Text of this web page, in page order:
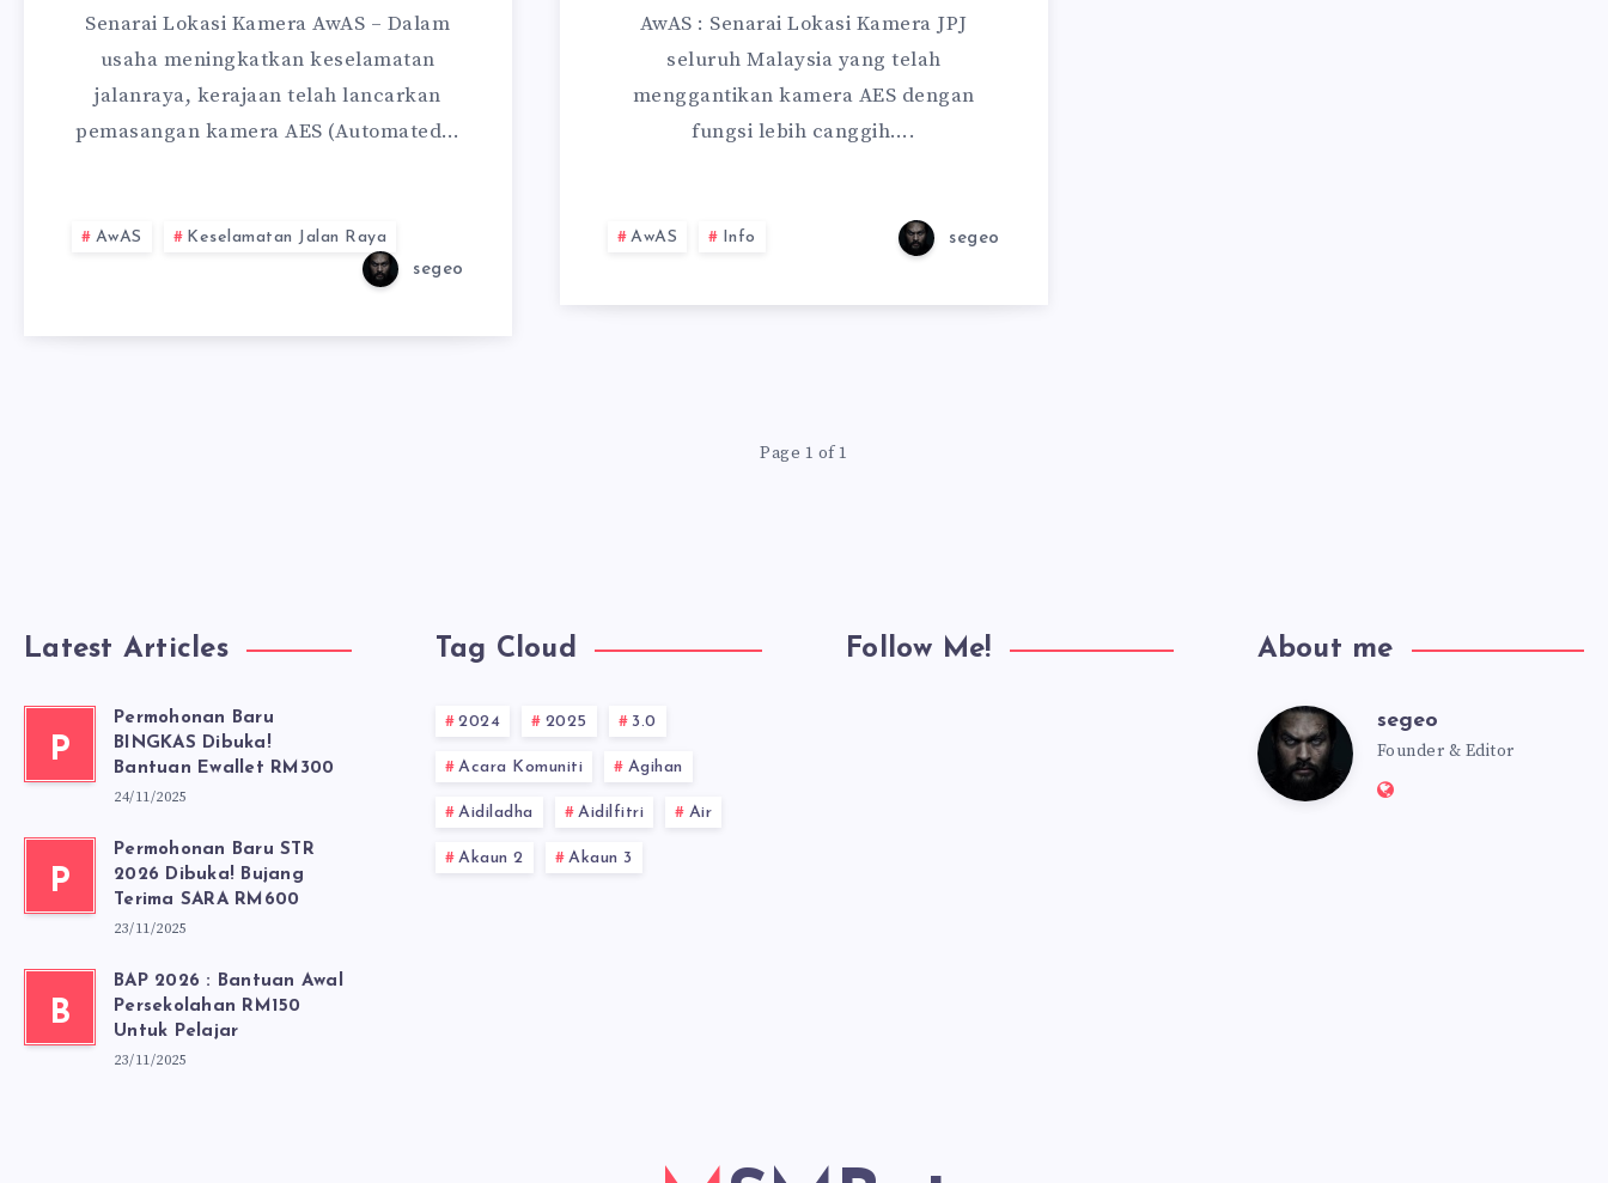
Senarai Lokasi Kamera AwAS – Dalam
usaha meningkatkan keselamatan
jalanraya, kerajaan telah lancarkan
pemasangan kamera AES (Automated…
AwAS
Keselamatan Jalan Raya
segeo
AwAS : Senarai Lokasi Kamera JPJ
seluruh Malaysia yang telah
menggantikan kamera AES dengan
fungsi lebih canggih….
AwAS Info segeo
Page 1 of 1
Latest Articles
P
Permohonan Baru
BINGKAS Dibuka!
Bantuan Ewallet RM300
24/11/2025
P
Permohonan Baru STR
2026 Dibuka! Bujang
Terima SARA RM600
23/11/2025
B
BAP 2026 : Bantuan Awal
Persekolahan RM150
Untuk Pelajar
23/11/2025
Tag Cloud
2024 2025 3.0
Acara Komuniti Agihan
Aidiladha Aidilfitri Air
Akaun 2 Akaun 3
Follow Me! About me
segeo segeo
Founder & Editor
Website: